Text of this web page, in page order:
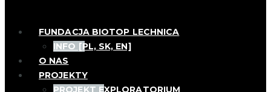
FUNDACJA BIOTOP LECHNICA
INFO [PL, SK, EN]
O NAS
PROJEKTY
PROJEKT EXPLORATORIUM